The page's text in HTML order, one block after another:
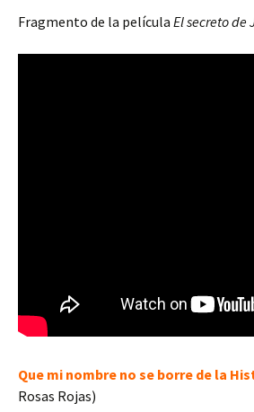
Fragmento de la película El secreto de
Que mi nombre no se borre de la
Rosas Rojas)